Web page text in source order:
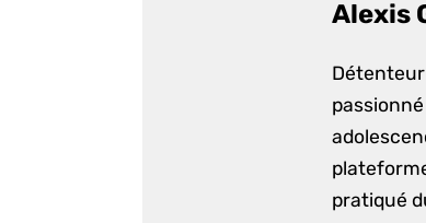
Alexis
Détenteur
pratiqué